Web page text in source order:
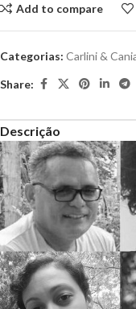
Add to compare
Categorias: Carlini &
Share:
Descrição